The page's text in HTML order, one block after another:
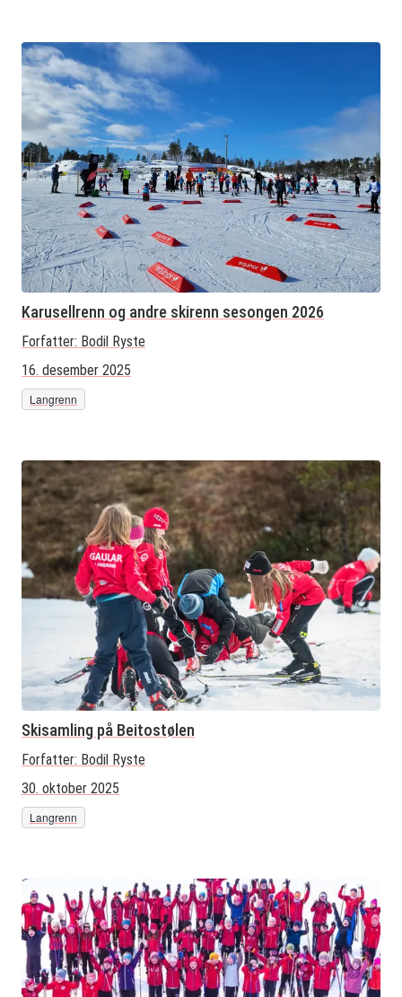
Karusellrenn og andre skirenn sesongen 2026
Forfatter: Bodil Ryste
16. desember 2025
Langrenn
Skisamling på Beitostølen
Forfatter: Bodil Ryste
30. oktober 2025
Langrenn